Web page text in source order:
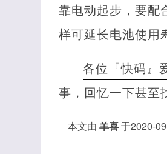
靠电动起步，要配
样可延长电池使用
各位『快码』
事，回忆一下甚至
本文由 羊喜于2020-